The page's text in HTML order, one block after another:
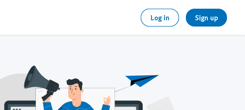
Log in Sign up